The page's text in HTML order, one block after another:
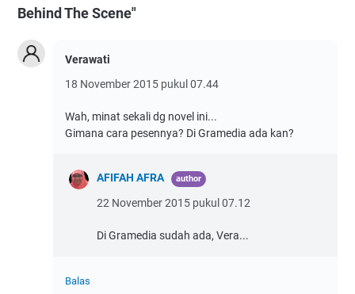
Behind The Scene"
Verawati
18 November 2015 pukul 07.44
Wah, minat sekali dg novel ini...
Gimana cara pesennya? Di Gramedia ada kan?
AFIFAH AFRA
22 November 2015 pukul 07.12
Di Gramedia sudah ada, Vera...
Balas